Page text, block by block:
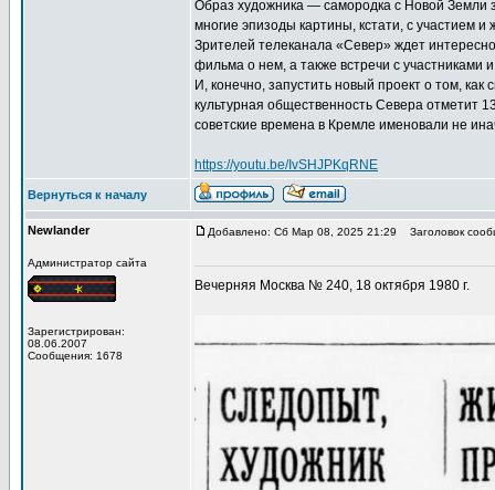
Образ художника — самородка с Новой Земли
многие эпизоды картины, кстати, с участием
Зрителей телеканала «Север» ждет
фильма о нем, а также встречи с участниками
И, конечно, запустить новый проект о том,
культурная общественность Севера отметит
советские времена в Кремле именовали не
https://youtu.be/IvSHJPKqRNE
Вернуться к началу
Newlander
Администратор сайта
Зарегистрирован:
08.06.2007
Сообщения: 1678
Добавлено: Сб Мар 08, 2025 21:29 Заголовок
Вечерняя Москва № 240, 18 октября 1980 г.